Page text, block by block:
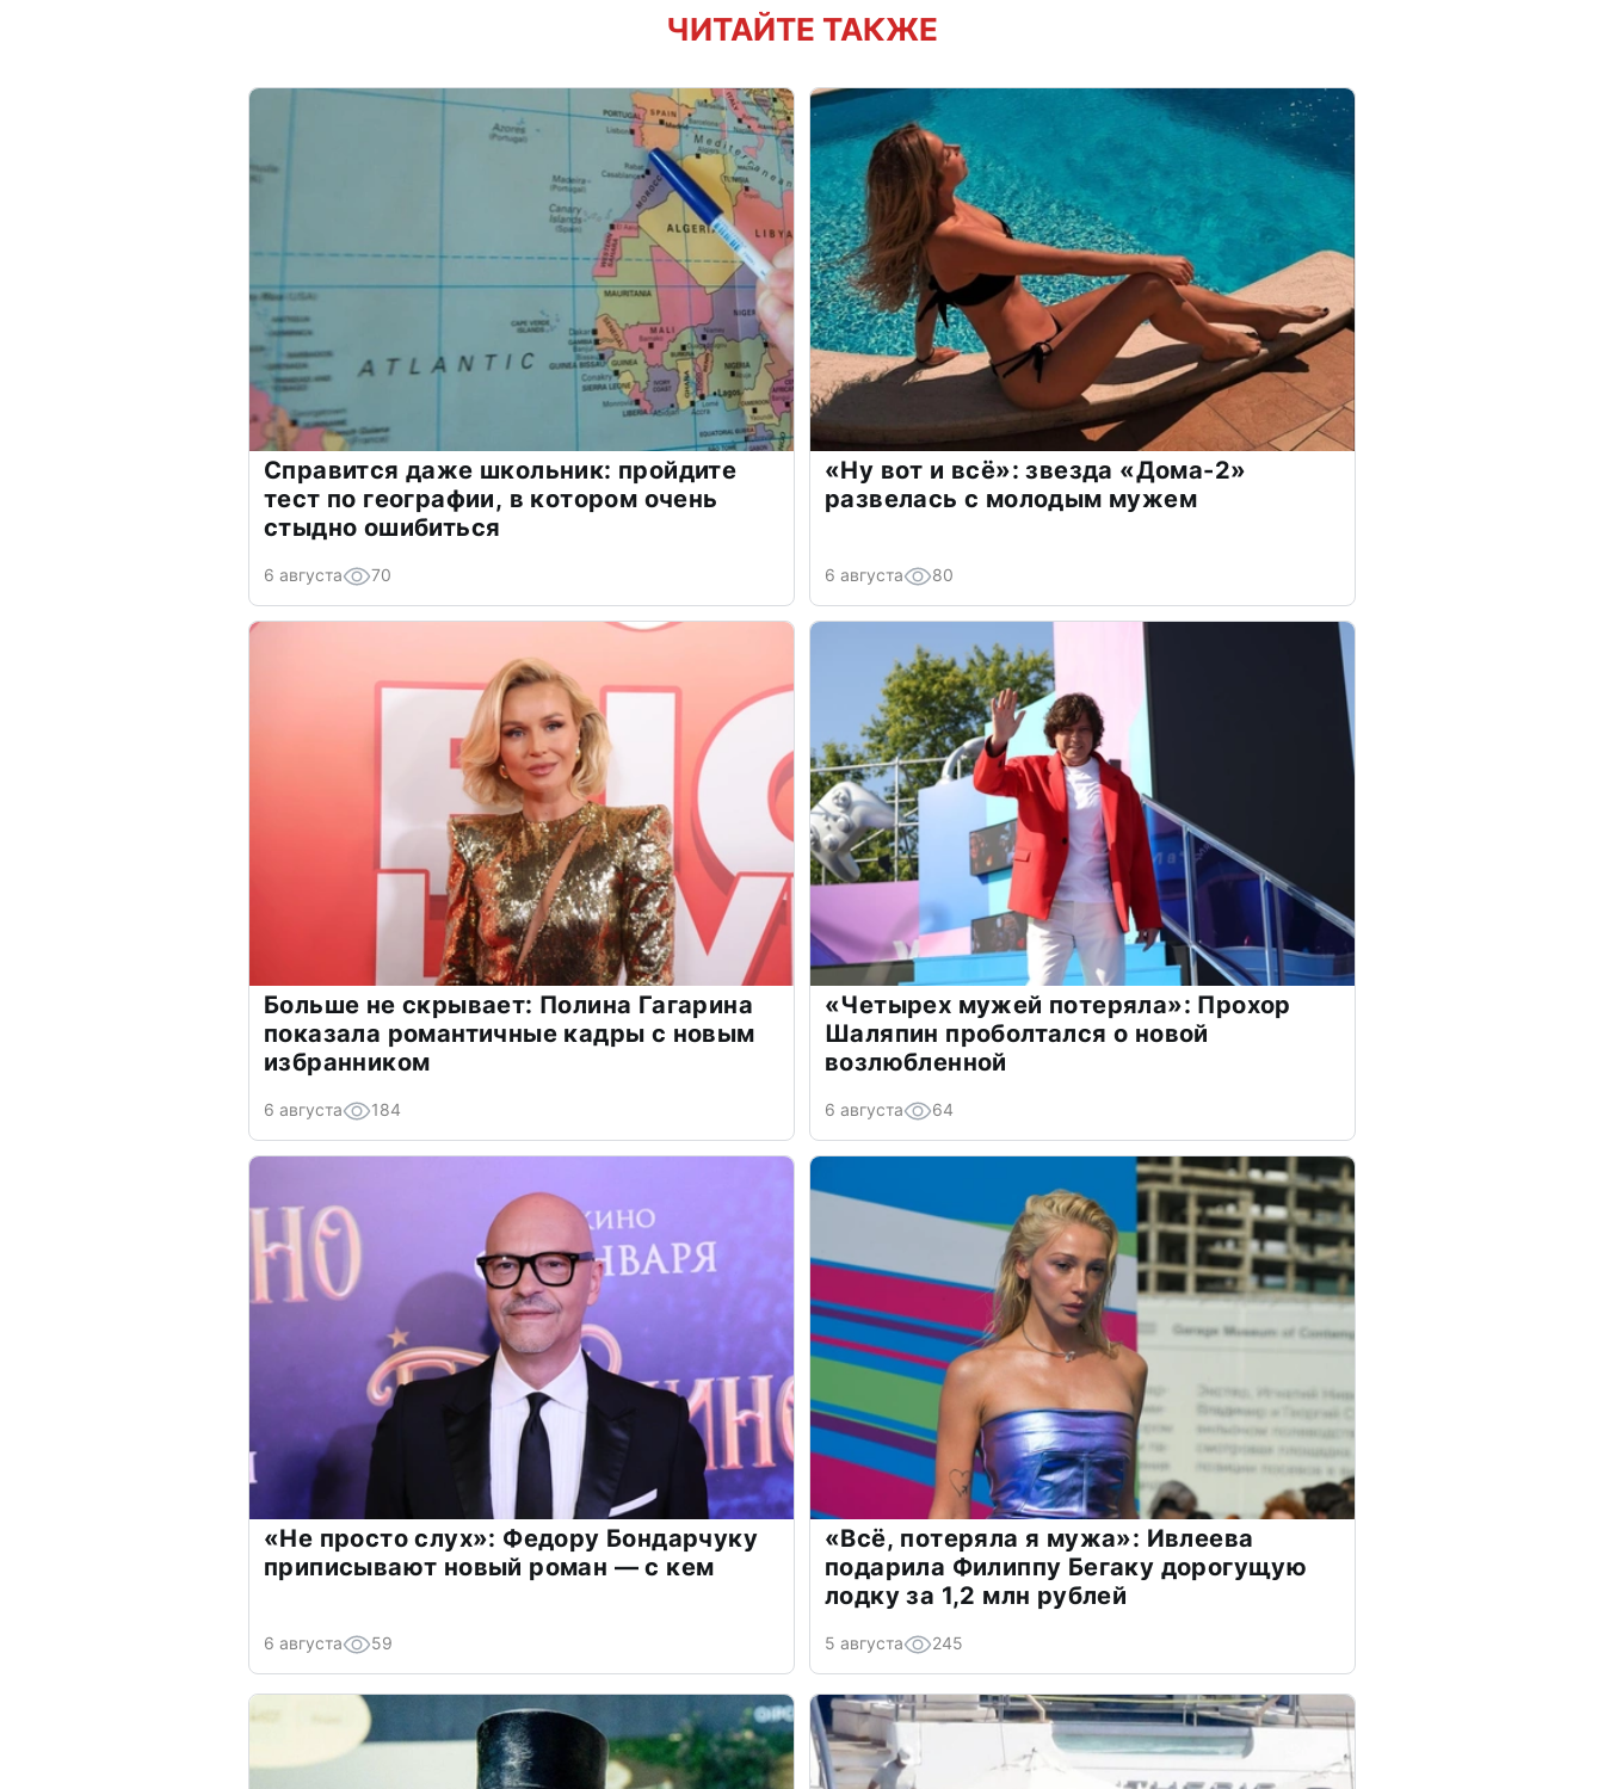
ЧИТАЙТЕ ТАКЖЕ
Справится даже школьник: пройдите
тест по географии, в котором очень
стыдно ошибиться
6 августа 70
«Ну вот и всё»: звезда «Дома-2»
развелась с молодым мужем
6 августа 80
Больше не скрывает: Полина Гагарина
показала романтичные кадры с новым
избранником
6 августа 184
«Четырех мужей потеряла»: Прохор
Шаляпин проболтался о новой
возлюбленной
6 августа 64
«Не просто слух»: Федору Бондарчуку
приписывают новый роман — с кем
6 августа 59
«Всё, потеряла я мужа»: Ивлеева
подарила Филиппу Бегаку дорогущую
лодку за 1,2 млн рублей
5 августа 245